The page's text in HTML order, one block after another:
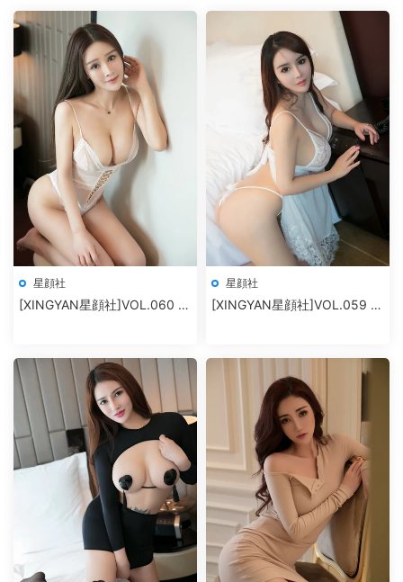
星顔社
[XINGYAN星顔社]VOL.060 麗
星顔社
[XINGYAN星顔社]VOL.059 雪